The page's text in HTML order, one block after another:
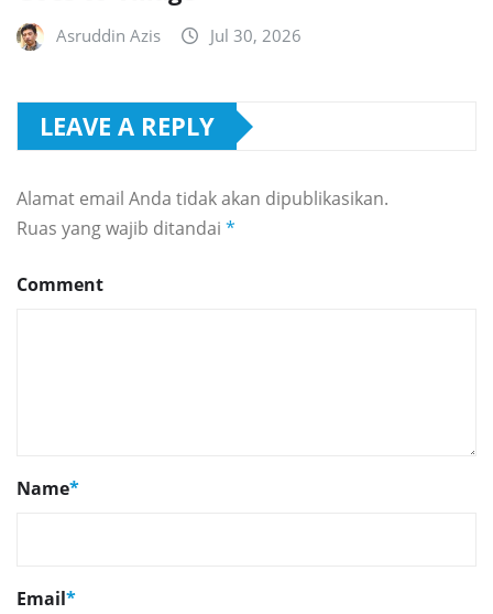
Asruddin Azis Jul 30, 2026
LEAVE A REPLY
Alamat email Anda tidak akan dipublikasikan.
Ruas yang wajib ditandai *
Comment
Name*
Email*